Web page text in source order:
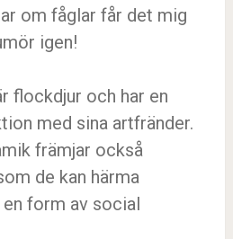
om fåglar får det mig
igen!
flockdjur och har en
med sina artfränder.
främjar också
de kan härma
form av social